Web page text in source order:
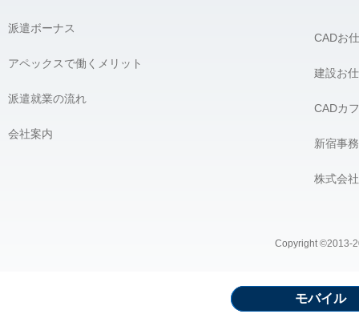
派遣ボーナス
アペックスで働くメリット
派遣就業の流れ
会社案内
CADお
建設お
CADカ
新宿事
株式会
Copyright ©2013-
モバイル